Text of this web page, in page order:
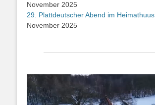
November 2025
29. Plattdeutscher Abend im Heimathuus
November 2025